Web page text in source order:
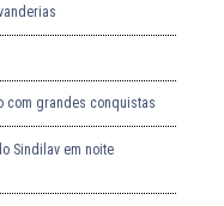
com grandes conquistas
Sindilav em noite